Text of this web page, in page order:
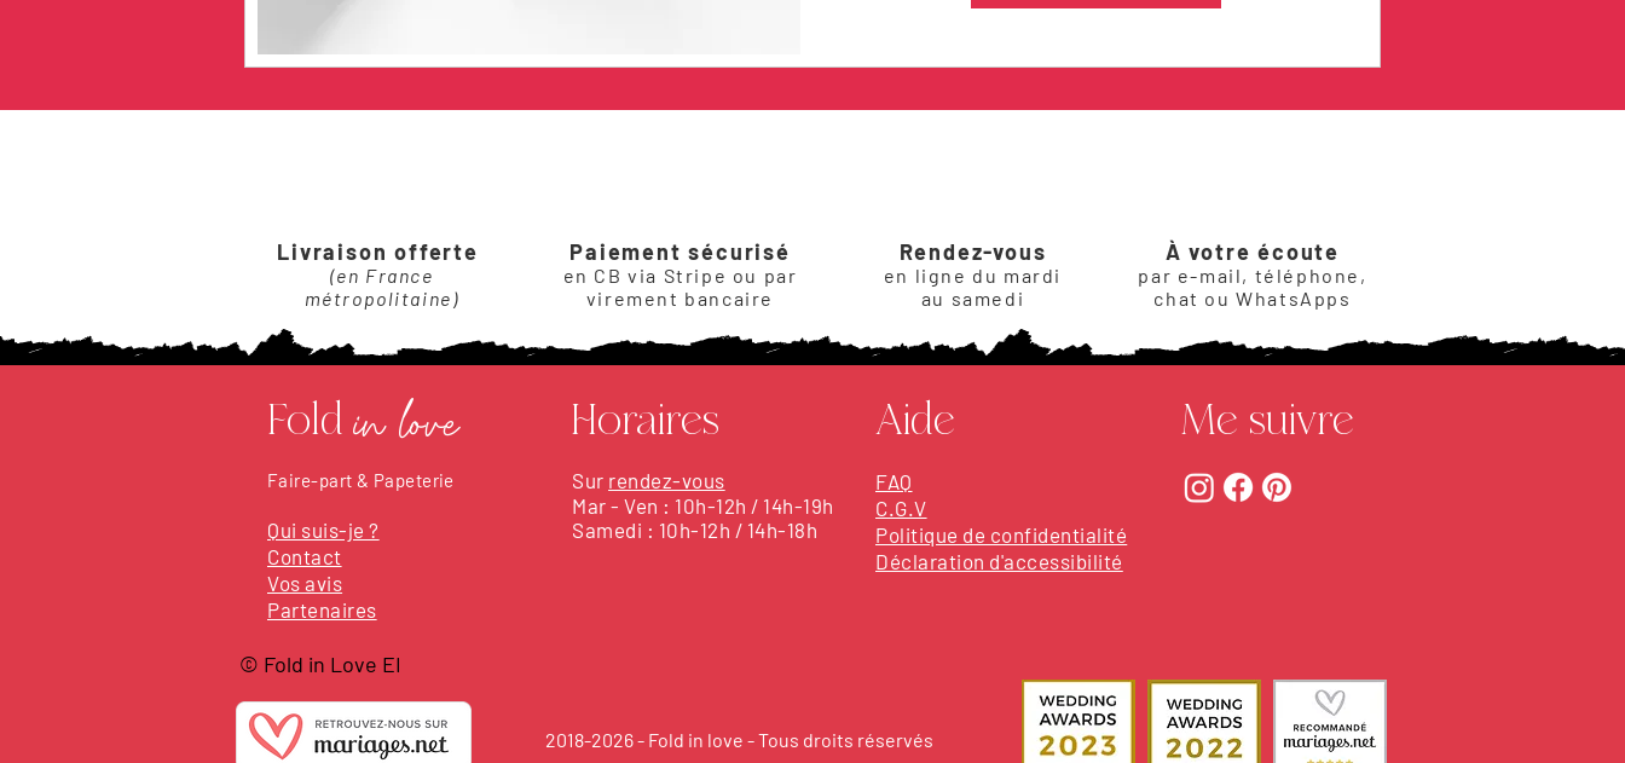
Livraison offerte
(en France
métropolitaine)
Paiement sécurisé
en CB via Stripe ou par
virement bancaire
Rendez-vous
en ligne du mardi
au samedi
À votre écoute
par e-mail, téléphone,
chat ou WhatsApps
Foldin love
Faire-part & Papeterie
Qui suis-je ?
Contact
Vos avis
Partenaires
Horaires
Sur rendez-vous
Mar - Ven : 10h-12h / 14h-19h
Samedi : 10h-12h / 14h-18h
Aide
FAQ
C.G.V
Politique de confidentialité
Déclaration d'accessibilité
Me suivre
© Fold in Love EI
2018-2026 - Fold in love - Tous droits réservés